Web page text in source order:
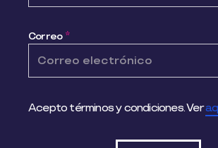
Correo *
Acepto términos y condiciones. Ver